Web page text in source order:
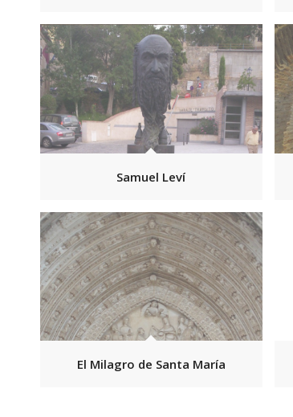
Samuel Leví
El Milagro de Santa María